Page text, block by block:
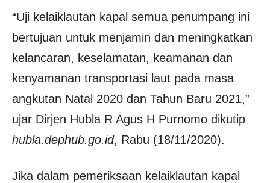
“Uji kelaiklautan kapal semua penumpang ini
bertujuan untuk menjamin dan meningkatkan
kelancaran, keselamatan, keamanan dan
kenyamanan transportasi laut pada masa
angkutan Natal 2020 dan Tahun Baru 2021,”
ujar Dirjen Hubla R Agus H Purnomo dikutip
hubla.dephub.go.id, Rabu (18/11/2020).
Jika dalam pemeriksaan kelaiklautan kapal